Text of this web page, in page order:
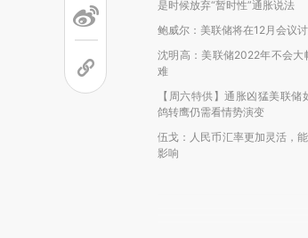
是时候放弃“暂时性”通胀说法
鲍威尔：美联储将在12月会议
沈明高：美联储2022年不会大
难
【周六特供】通胀凶猛美联
鸽转鹰仍需看情势演变
伍戈：人民币汇率更加灵活，
影响